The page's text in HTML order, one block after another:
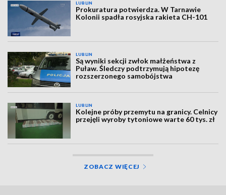
LUBLIN
Prokuratura potwierdza. W Tarnawie
Kolonii spadła rosyjska rakieta CH-101
LUBLIN
Są wyniki sekcji zwłok małżeństwa z
Puław. Śledczy podtrzymują hipotezę
rozszerzonego samobójstwa
LUBLIN
Kolejne próby przemytu na granicy. Celnicy
przejęli wyroby tytoniowe warte 60 tys. zł
ZOBACZ WIĘCEJ